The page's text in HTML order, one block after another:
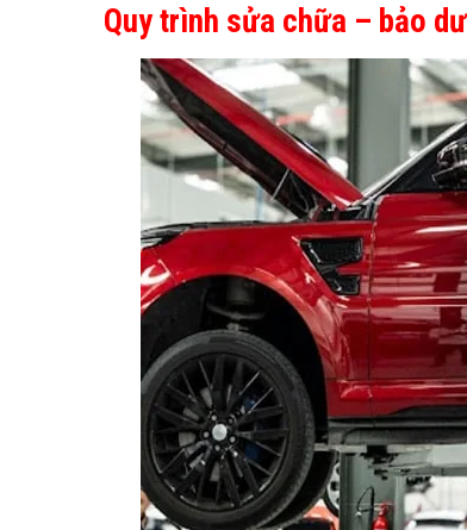
Quy trình sửa chữa – bảo